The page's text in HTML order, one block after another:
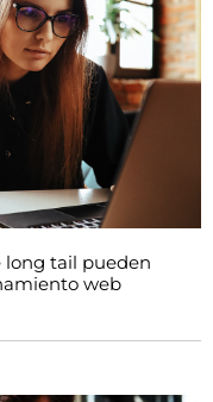
long tail pueden
web